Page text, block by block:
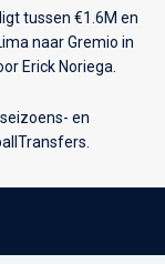
tussen €1.6M en
naar Gremio in
Erick Noriega.
en